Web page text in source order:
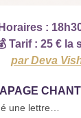
:
Tarif : 25 € la
par Deva
une lettre…